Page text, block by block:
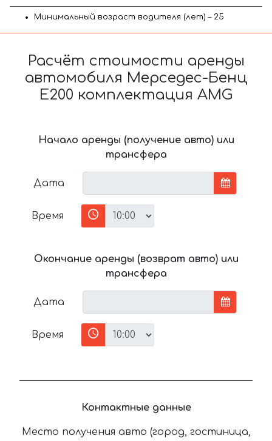
Минимальный возраст водителя (лет) – 25
Расчёт стоимости аренды
автомобиля Мерседес-Бенц
Е200 комплектация AMG
Начало аренды (получение авто) или
трансфера
Дата
Время
Окончание аренды (возврат авто) или
трансфера
Дата
Время
Контактные данные
Место получения авто (город, гостиница,